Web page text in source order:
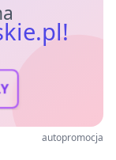
autopromocja